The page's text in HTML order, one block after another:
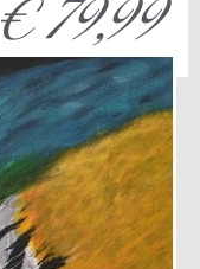
€ 79,99